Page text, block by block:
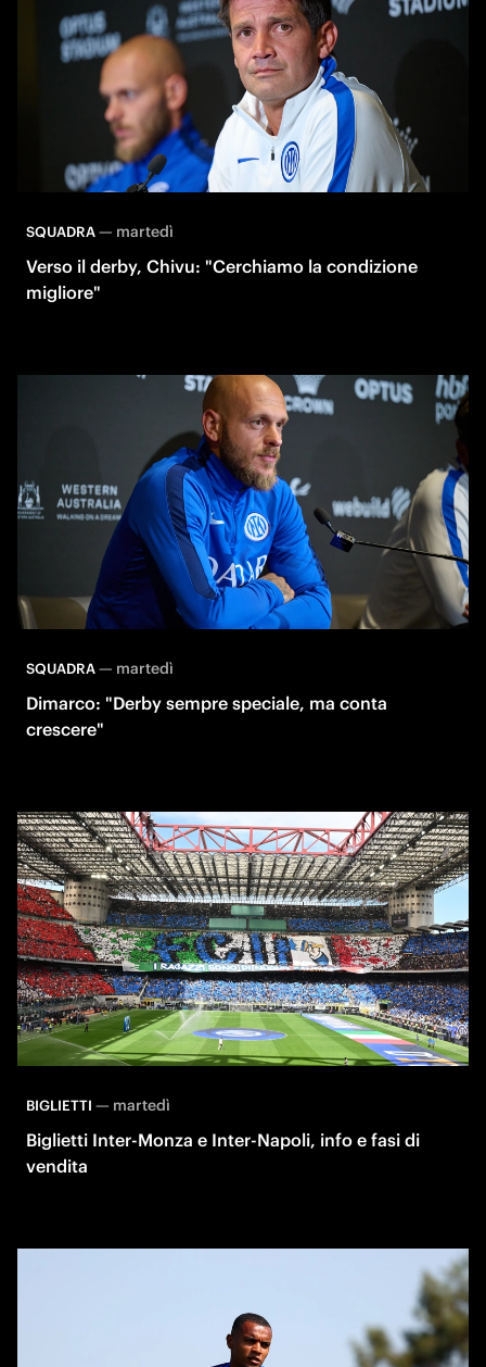
SQUADRA— martedì
Verso il derby, Chivu: "Cerchiamo la condizione
migliore"
SQUADRA— martedì
Dimarco: "Derby sempre speciale, ma conta
crescere"
BIGLIETTI — martedì
Biglietti Inter-Monza e Inter-Napoli, info e fasi di
vendita